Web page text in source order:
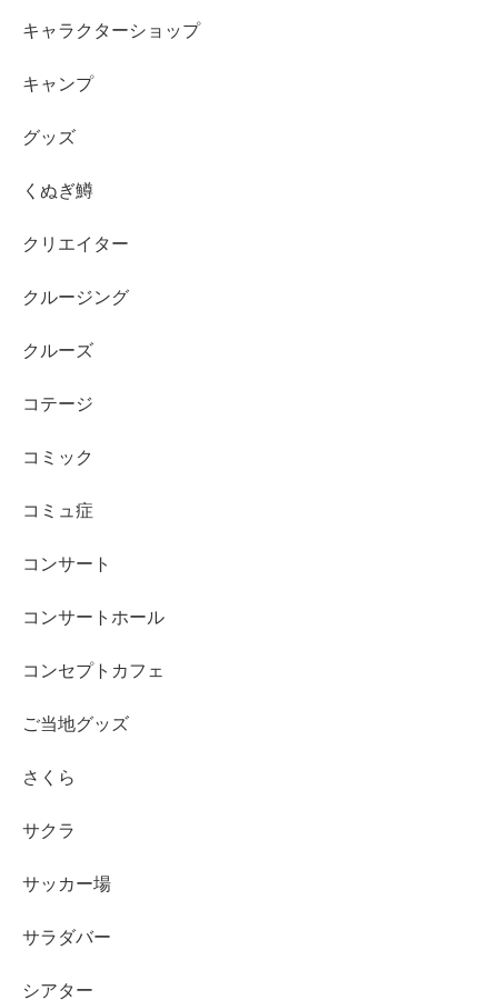
キャラクターショップ
キャンプ
グッズ
くぬぎ鱒
クリエイター
クルージング
クルーズ
コテージ
コミック
コミュ症
コンサート
コンサートホール
コンセプトカフェ
ご当地グッズ
さくら
サクラ
サッカー場
サラダバー
シアター